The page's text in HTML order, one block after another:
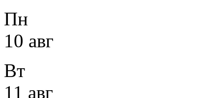
Пн
10 авг
Вт
11 авг